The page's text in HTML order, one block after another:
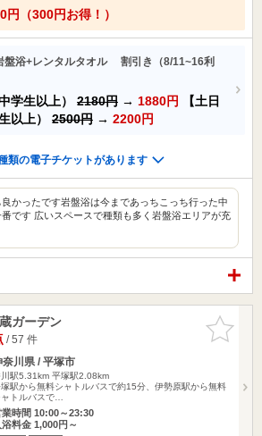
円（300円お得！）
盤浴+レンタルタオル 割引き（8/11~16利
学生以上） 2180円 → 1880円
【土日
以上） 2500円 → 2200円
類の電子チケットがあります
かったです岩盤浴は今まであっちこっち行った中
です 広いスペースで種類も多く岩盤浴エリアが充
お気に入
りに追加
ガーデン
/ 57 件
奈川県 / 平塚市
駅5.31km 平塚駅2.08km
駅から無料シャトルバスで約15分、伊勢原駅から無料
ャトルバスで…
業時間 10:00～23:30
浴料金 1,000円～